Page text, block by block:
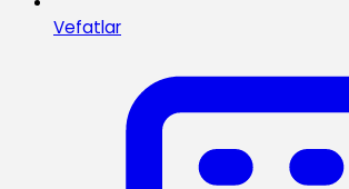
Vefatlar